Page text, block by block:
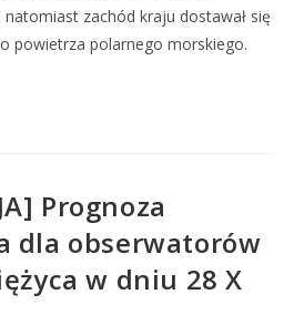
zachód kraju dostawał się
powietrza polarnego morskiego.
Prognoza
dla obserwatorów
w dniu 28 X